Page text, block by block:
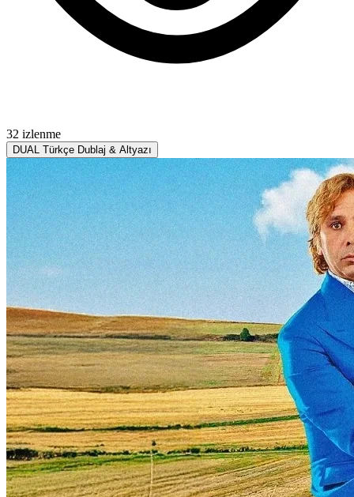
32 izlenme
DUAL Türkçe Dublaj & Altyazı